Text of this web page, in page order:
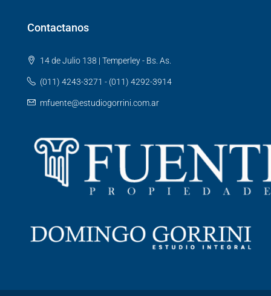
Contactanos
14 de Julio 138 | Temperley - Bs. As.
(011) 4243-3271 - (011) 4292-3914
mfuente@estudiogorrini.com.ar